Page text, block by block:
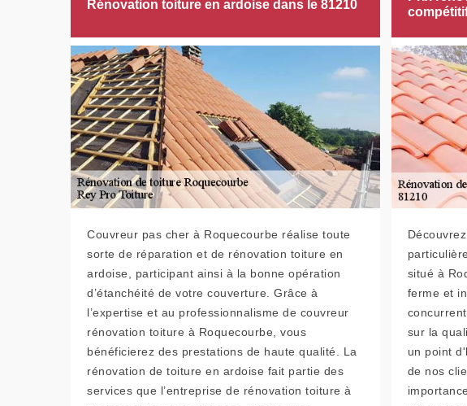
Rénovation toiture en ardoise dans le 81210
Couvreur pas cher à Roquecourbe réalise toute
sorte de réparation et de rénovation toiture en
ardoise, participant ainsi à la bonne opération
d’étanchéité de votre couverture. Grâce à
l’expertise et au professionnalisme de couvreur
rénovation toiture à Roquecourbe, vous
bénéficierez des prestations de haute qualité. La
rénovation de toiture en ardoise fait partie des
services que l’entreprise de rénovation toiture à
situé à
ferme et
sur la
un point
de nos